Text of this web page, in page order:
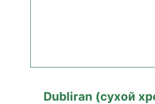
Dubliran (сухой